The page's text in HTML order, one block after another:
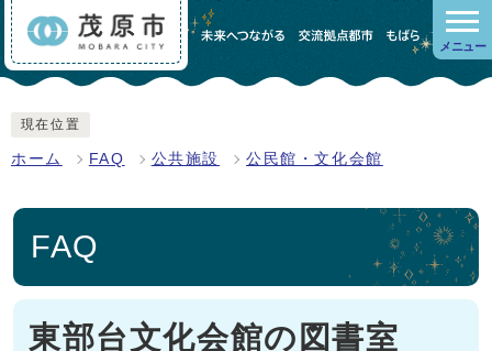
メニュー
現在位置
ホーム FAQ 公共施設 公民館・文化会館
FAQ
東部台文化会館の図書室